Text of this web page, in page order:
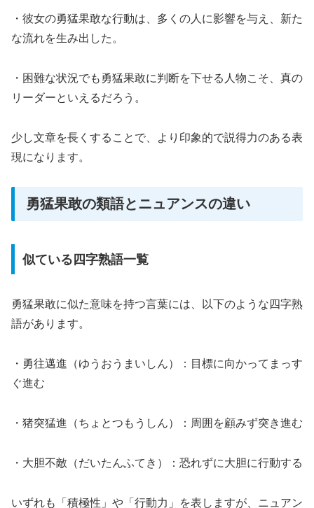
・彼女の勇猛果敢な行動は、多くの人に影響を与え、新た
な流れを生み出した。
・困難な状況でも勇猛果敢に判断を下せる人物こそ、真の
リーダーといえるだろう。
少し文章を長くすることで、より印象的で説得力のある表
現になります。
勇猛果敢の類語とニュアンスの違い
似ている四字熟語一覧
勇猛果敢に似た意味を持つ言葉には、以下のような四字熟
語があります。
・勇往邁進（ゆうおうまいしん）：目標に向かってまっす
ぐ進む
・猪突猛進（ちょとつもうしん）：周囲を顧みず突き進む
・大胆不敵（だいたんふてき）：恐れずに大胆に行動する
いずれも「積極性」や「行動力」を表しますが、ニュアン